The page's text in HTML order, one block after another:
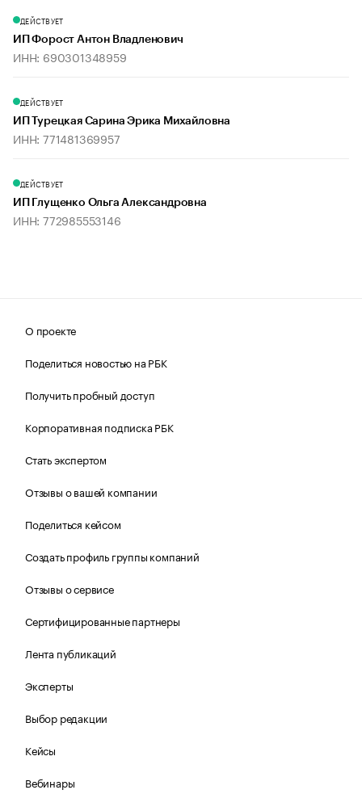
ДЕЙСТВУЕТ
ИП Форост Антон Владленович
ИНН: 690301348959
ДЕЙСТВУЕТ
ИП Турецкая Сарина Эрика Михайловна
ИНН: 771481369957
ДЕЙСТВУЕТ
ИП Глущенко Ольга Александровна
ИНН: 772985553146
О проекте
Поделиться новостью на РБК
Получить пробный доступ
Корпоративная подписка РБК
Стать экспертом
Отзывы о вашей компании
Поделиться кейсом
Создать профиль группы компаний
Отзывы о сервисе
Сертифицированные партнеры
Лента публикаций
Эксперты
Выбор редакции
Кейсы
Вебинары